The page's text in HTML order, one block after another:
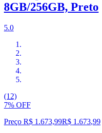
8GB/256GB, Preto
5.0
(12)
7% OFF
Preço R$ 1.673,99R$ 1.673,99